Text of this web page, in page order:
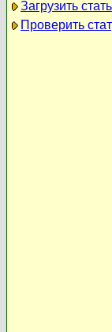
Загрузить
Проверить